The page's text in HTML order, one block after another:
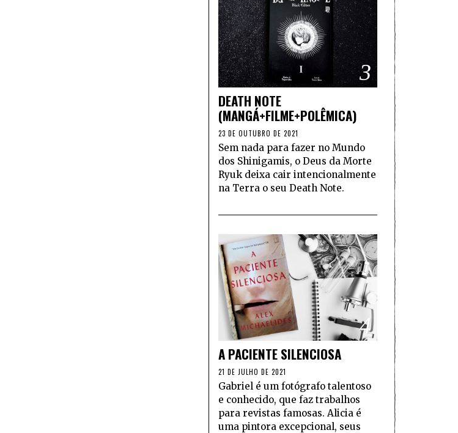
3
DEATH NOTE
(MANGÁ+FILME+POLÊMICA)
23 DE OUTUBRO DE 2021
Sem nada para fazer no Mundo
dos Shinigamis, o Deus da Morte
Ryuk deixa cair intencionalmente
na Terra o seu Death Note.
4
A PACIENTE SILENCIOSA
21 DE JULHO DE 2021
Gabriel é um fotógrafo talentoso
e conhecido, que faz trabalhos
para revistas famosas. Alicia é
uma pintora excepcional, seus